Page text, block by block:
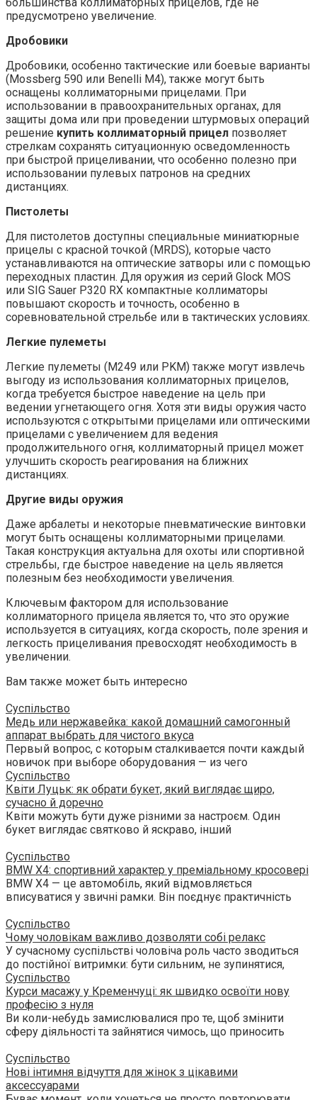
предусмотрено увеличение.
Дробовики
Дробовики, особенно тактические или боевые варианты
(Mossberg 590 или Benelli M4), также могут быть
оснащены коллиматорными прицелами. При
использовании в правоохранительных органах, для
защиты дома или при проведении штурмовых операций
решение купить коллиматорный прицел позволяет
стрелкам сохранять ситуационную осведомленность
при быстрой прицеливании, что особенно полезно при
использовании пулевых патронов на средних
дистанциях.
Пистолеты
Для пистолетов доступны специальные миниатюрные
прицелы с красной точкой (MRDS), которые часто
устанавливаются на оптические затворы или с помощью
переходных пластин. Для оружия из серий Glock MOS
или SIG Sauer P320 RX компактные коллиматоры
повышают скорость и точность, особенно в
соревновательной стрельбе или в тактических условиях.
Легкие пулеметы
Легкие пулеметы (M249 или PKM) также могут извлечь
выгоду из использования коллиматорных прицелов,
когда требуется быстрое наведение на цель при
ведении угнетающего огня. Хотя эти виды оружия часто
используются с открытыми прицелами или оптическими
прицелами с увеличением для ведения
продолжительного огня, коллиматорный прицел может
улучшить скорость реагирования на ближних
дистанциях.
Другие виды оружия
Даже арбалеты и некоторые пневматические винтовки
могут быть оснащены коллиматорными прицелами.
Такая конструкция актуальна для охоты или спортивной
стрельбы, где быстрое наведение на цель является
полезным без необходимости увеличения.
Ключевым фактором для использование
коллиматорного прицела является то, что это оружие
используется в ситуациях, когда скорость, поле зрения и
легкость прицеливания превосходят необходимость в
увеличении.
Вам также может быть интересно
Суспільство
Медь или нержавейка: какой домашний самогонный
аппарат выбрать для чистого вкуса
Первый вопрос, с которым сталкивается почти каждый
новичок при выборе оборудования — из чего
Суспільство
Квіти Луцьк: як обрати букет, який виглядає щиро,
сучасно й доречно
Квіти можуть бути дуже різними за настроєм. Один
букет виглядає святково й яскраво, інший
Суспільство
BMW X4: спортивний характер у преміальному кросовері
BMW X4 — це автомобіль, який відмовляється
вписуватися у звичні рамки. Він поєднує практичність
Суспільство
Чому чоловікам важливо дозволяти собі релакс
У сучасному суспільстві чоловіча роль часто зводиться
до постійної витримки: бути сильним, не зупинятися,
Суспільство
Курси масажу у Кременчуці: як швидко освоїти нову
професію з нуля
Ви коли-небудь замислювалися про те, щоб змінити
сферу діяльності та зайнятися чимось, що приносить
Суспільство
Нові інтимня відчуття для жінок з цікавими
аксессуарами